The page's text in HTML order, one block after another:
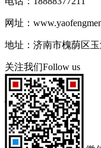
网址：
地址：济南市槐荫区
关注我们Follow us